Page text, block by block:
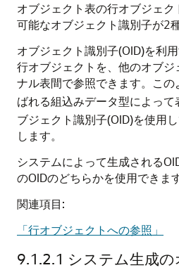
オブジェクト表の行オブジェ
可能なオブジェクト識別子が2
オブジェクト識別子(OID)を利
行オブジェクトを、他のオブジ
ナル表間で参照できます。この
ばれる組込みデータ型によって
ブジェクト識別子(OID)を使用
します。
システムによって生成される
のOIDのどちらかを使用できます
関連項目:
「行オブジェクトへの参照」
9.1.2.1 システム生成